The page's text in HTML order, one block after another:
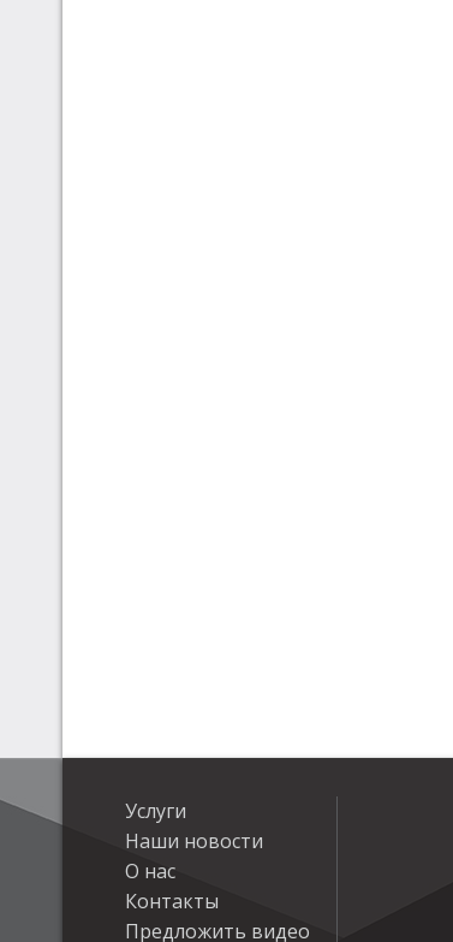
Услуги
Наши новости
О нас
Контакты
Предложить видео